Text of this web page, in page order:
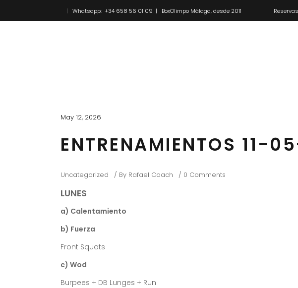
Whatsapp: +34 658 56 01 09 | BoxOlimpo Málaga, desde 2011 Reservas
May 12, 2026
ENTRENAMIENTOS
Uncategorized By Rafael Coach 0 Comments
LUNES
a) Calentamiento
b) Fuerza
Front Squats
c) Wod
Burpees + DB Lunges + Run